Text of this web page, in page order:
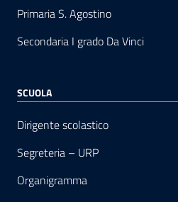
Primaria S. Agostino
Secondaria I grado Da Vinci
SCUOLA
Dirigente scolastico
Segreteria – URP
Organigramma